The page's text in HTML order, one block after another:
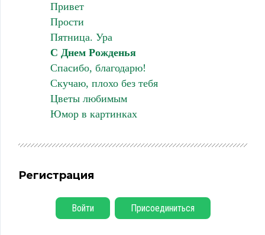
Привет
Прости
Пятница. Ура
С Днем Рожденья
Спасибо, благодарю!
Скучаю, плохо без тебя
Цветы любимым
Юмор в картинках
Регистрация
Войти Присоединиться